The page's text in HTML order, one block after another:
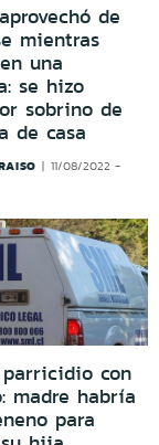
de
mientras
una
se hizo
sobrino de
de casa
11/08/2022 -
con
madre habría
para